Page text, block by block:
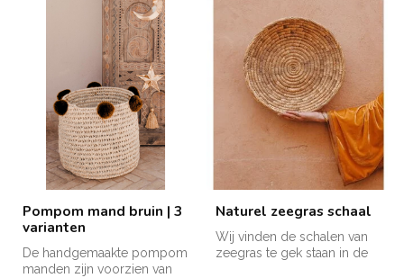
Pompom mand bruin | 3
varianten
De handgemaakte pompom
manden zijn voorzien van
Naturel zeegras schaal
Wij vinden de schalen van
zeegras te gek staan in de